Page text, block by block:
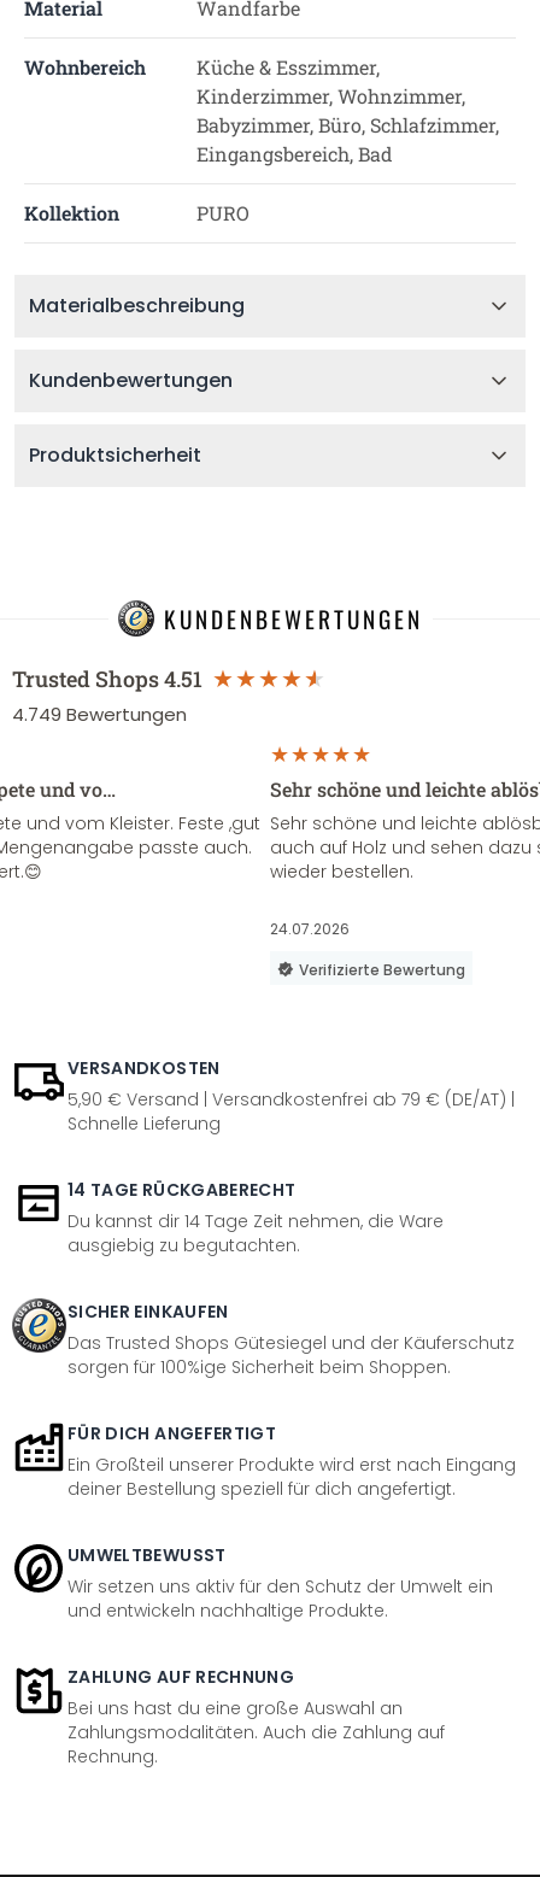
Material Wandfarbe
Wohnbereich
Küche & Esszimmer,
Kinderzimmer, Wohnzimmer,
Babyzimmer, Büro, Schlafzimmer,
Eingangsbereich, Bad
Kollektion PURO
Materialbeschreibung
Kundenbewertungen
Produktsicherheit
KUNDENBEWERTUNGEN
Trusted Shops4.51
4.749 Bewertungen
und vo…
und vom Kleister. Feste ,gut
passte auch.
Sehr schöne und leichte
Sehr schöne und leichte
auch auf Holz und sehen
wieder bestellen.
24.07.2026
Verifizierte Bewertung
VERSANDKOSTEN
5,90 € Versand | Versandkostenfrei ab 79 € (DE/AT) |
Schnelle Lieferung
14 TAGE RÜCKGABERECHT
Du kannst dir 14 Tage Zeit nehmen, die Ware
ausgiebig zu begutachten.
SICHER EINKAUFEN
Das Trusted Shops Gütesiegel und der Käuferschutz
sorgen für 100%ige Sicherheit beim Shoppen.
FÜR DICH ANGEFERTIGT
Ein Großteil unserer Produkte wird erst nach Eingang
deiner Bestellung speziell für dich angefertigt.
UMWELTBEWUSST
Wir setzen uns aktiv für den Schutz der Umwelt ein
und entwickeln nachhaltige Produkte.
ZAHLUNG AUF RECHNUNG
Bei uns hast du eine große Auswahl an
Zahlungsmodalitäten. Auch die Zahlung auf
Rechnung.